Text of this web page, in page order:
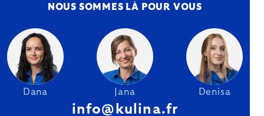
NOUS SOMMES LÀ POUR VOUS
Dana Jana Denisa
info@kulina.fr